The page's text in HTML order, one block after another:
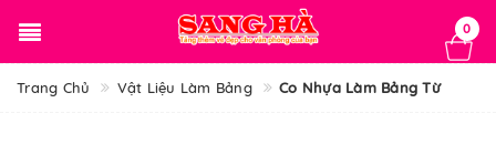
0
Trang Chủ Vật Liệu Làm Bảng Co Nhựa Làm Bảng Từ